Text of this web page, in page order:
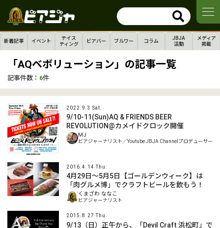
新着記事 イベント
テイス
ティング
ビアバー ブルワー コラム
JBJA
活動
メディア
掲載
「AQベボリューション」の記事一覧
記事件数： 6件
2022.9.3 Sat.
9/10-11(Sun)AQ & FRIENDS BEER
REVOLUTION@カメイドクロック開催
MJ
ビアジャーナリスト／Youtube JBJA Channelプロデューサー
2016.4.14 Thu.
4月29日～5月5日【ゴールデンウィーク】は
「肉グルメ博」でクラフトビールを飲もう！
くまざわ ななこ
ビアジャーナリスト
2015.8.27 Thu.
9/13（日）正午から、「Devil Craft 浜松町」で